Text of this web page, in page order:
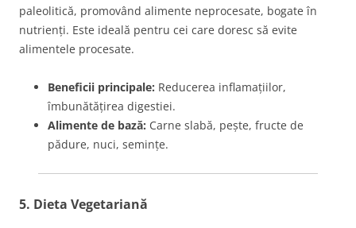
paleolitică, promovând alimente neprocesate, bogate în
nutrienți. Este ideală pentru cei care doresc să evite
alimentele procesate.
Beneficii principale: Reducerea inflamațiilor,
îmbunătățirea digestiei.
Alimente de bază: Carne slabă, pește, fructe de
pădure, nuci, semințe.
5. Dieta Vegetariană